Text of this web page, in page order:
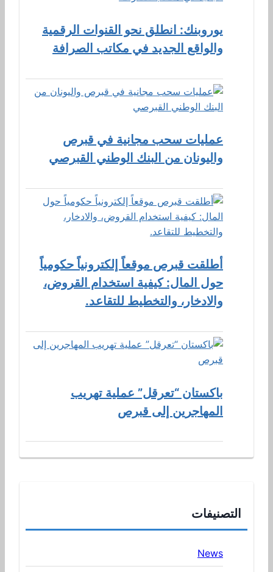
يوروبنك: انطلق نحو القنوات الرقمية
والواقع الجديد في مكاتب الصرافة
عمليات سحب مجانية في قبرص
واليونان من البنك الوطني القبرصي
أطلقت قبرص موقعاً إلكترونياً حكومياً
حول المال: كيفية استخدام القروض،
والادخار، والتخطيط للتقاعد.
باكستان “تعرقل” عملية تهريب
المهاجرين إلى قبرص
التصنيفات
News